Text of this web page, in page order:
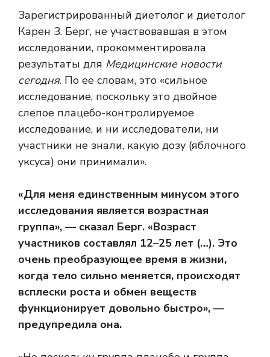
Зарегистрированный диетолог и диетолог
Карен З. Берг, не участвовавшая в этом
исследовании, прокомментировала
результаты для Медицинские новости
сегодня. По ее словам, это «сильное
исследование, поскольку это двойное
слепое плацебо-контролируемое
исследование, и ни исследователи, ни
участники не знали, какую дозу (яблочного
уксуса) они принимали».
«Для меня единственным минусом этого
исследования является возрастная
группа», — сказал Берг. «Возраст
участников составлял 12–25 лет (…). Это
очень преобразующее время в жизни,
когда тело сильно меняется, происходят
всплески роста и обмен веществ
функционирует довольно быстро», —
предупредила она.